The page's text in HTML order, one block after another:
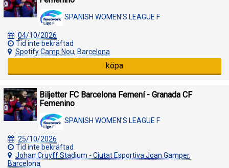
SPANISH WOMEN'S LEAGUE F
04/10/2026
Tid inte bekräftad
Spotify Camp Nou, Barcelona
köpa
Biljetter FC Barcelona Femení - Granada CF
Femenino
SPANISH WOMEN'S LEAGUE F
25/10/2026
Tid inte bekräftad
Johan Cruyff Stadium - Ciutat Esportiva Joan Gamper,
Barcelona